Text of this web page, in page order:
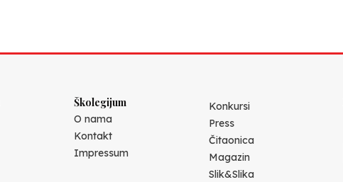
Školegijum
O nama
Kontakt
Impressum
Konkursi
Press
Čitaonica
Magazin
Slik&Slika